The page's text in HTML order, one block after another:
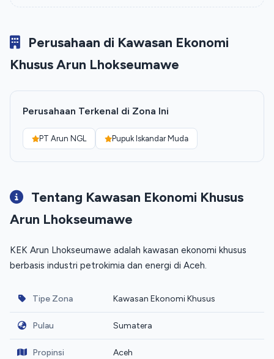
Perusahaan di Kawasan Ekonomi
Khusus Arun Lhokseumawe
Perusahaan Terkenal di Zona Ini
PT Arun NGL Pupuk Iskandar Muda
Tentang Kawasan Ekonomi Khusus
Arun Lhokseumawe
KEK Arun Lhokseumawe adalah kawasan ekonomi khusus
berbasis industri petrokimia dan energi di Aceh.
Tipe Zona Kawasan Ekonomi Khusus
Pulau Sumatera
Propinsi Aceh